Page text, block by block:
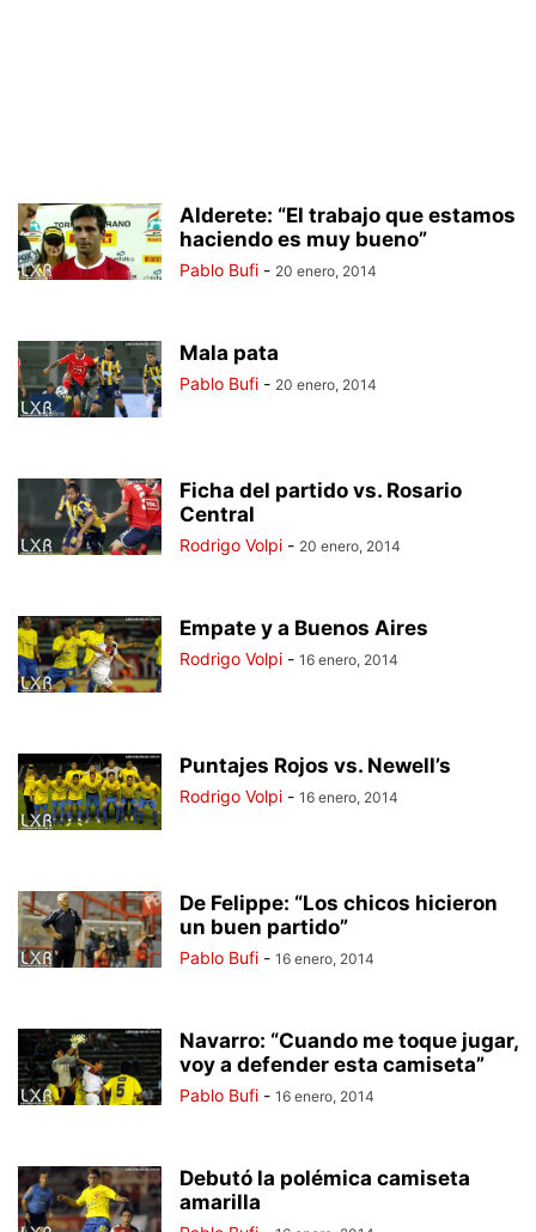
Alderete: “El trabajo que estamos
haciendo es muy bueno”
Pablo Bufi - 20 enero, 2014
Mala pata
Pablo Bufi - 20 enero, 2014
Ficha del partido vs. Rosario
Central
Rodrigo Volpi - 20 enero, 2014
Empate y a Buenos Aires
Rodrigo Volpi - 16 enero, 2014
Puntajes Rojos vs. Newell’s
Rodrigo Volpi - 16 enero, 2014
De Felippe: “Los chicos hicieron
un buen partido”
Pablo Bufi - 16 enero, 2014
Navarro: “Cuando me toque jugar,
voy a defender esta camiseta”
Pablo Bufi - 16 enero, 2014
Debutó la polémica camiseta
amarilla